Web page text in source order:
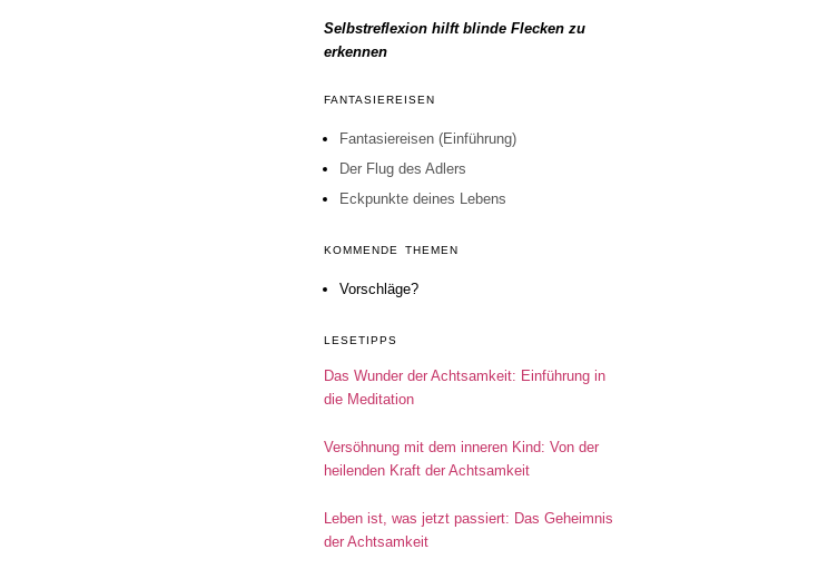
Selbstreflexion hilft blinde Flecken zu
erkennen
FANTASIEREISEN
Fantasiereisen (Einführung)
Der Flug des Adlers
Eckpunkte deines Lebens
KOMMENDE THEMEN
Vorschläge?
LESETIPPS
Das Wunder der Achtsamkeit: Einführung in
die Meditation
Versöhnung mit dem inneren Kind: Von der
heilenden Kraft der Achtsamkeit
Leben ist, was jetzt passiert: Das Geheimnis
der Achtsamkeit